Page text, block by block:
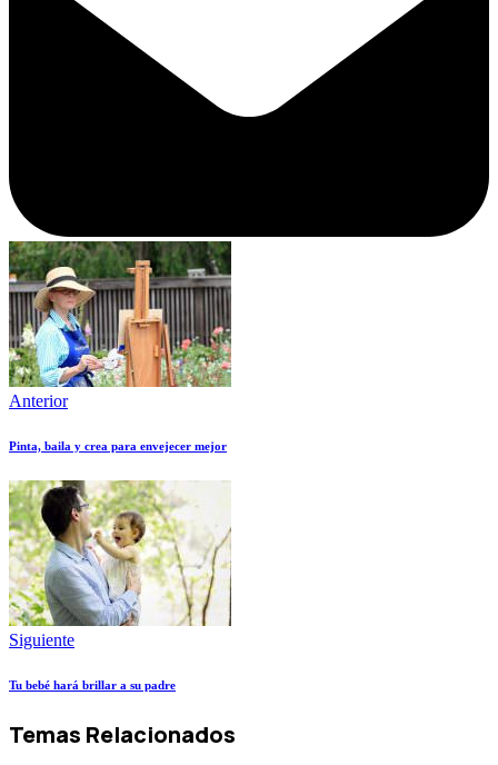
Anterior
Pinta, baila y crea para envejecer mejor
Siguiente
Tu bebé hará brillar a su padre
Temas Relacionados